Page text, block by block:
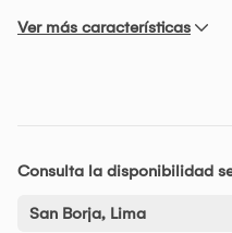
Ver más características
Consulta la disponibilidad
San Borja, Lima